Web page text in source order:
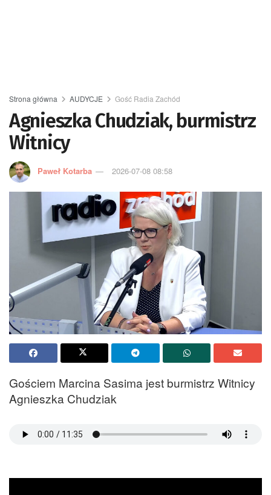
Strona główna AUDYCJE Gość Radia Zachód
Agnieszka Chudziak, burmistrz
Witnicy
Paweł Kotarba 2026-07-08 08:58
Gościem Marcina Sasima jest burmistrz Witnicy
Agnieszka Chudziak